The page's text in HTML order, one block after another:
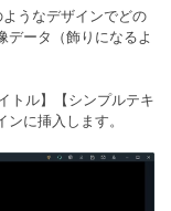
うなデザインでどの
データ（飾りになるよ
トル】【シンプルテキ
に挿入します。